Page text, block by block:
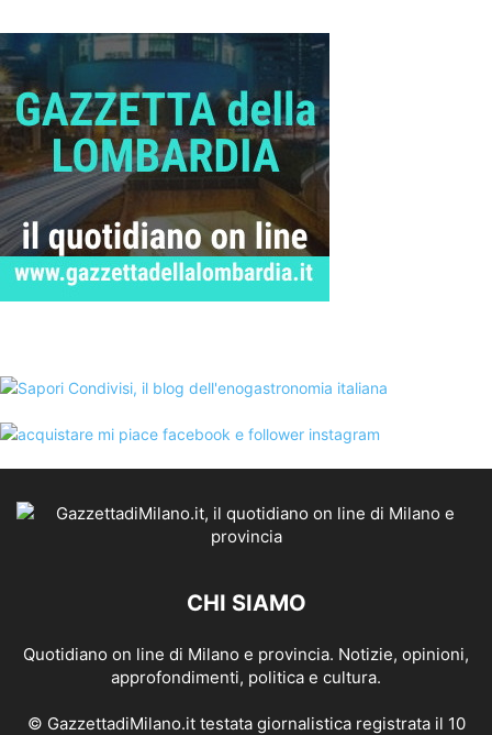
CHI SIAMO
Quotidiano on line di Milano e provincia. Notizie, opinioni,
approfondimenti, politica e cultura.
© GazzettadiMilano.it testata giornalistica registrata il 10